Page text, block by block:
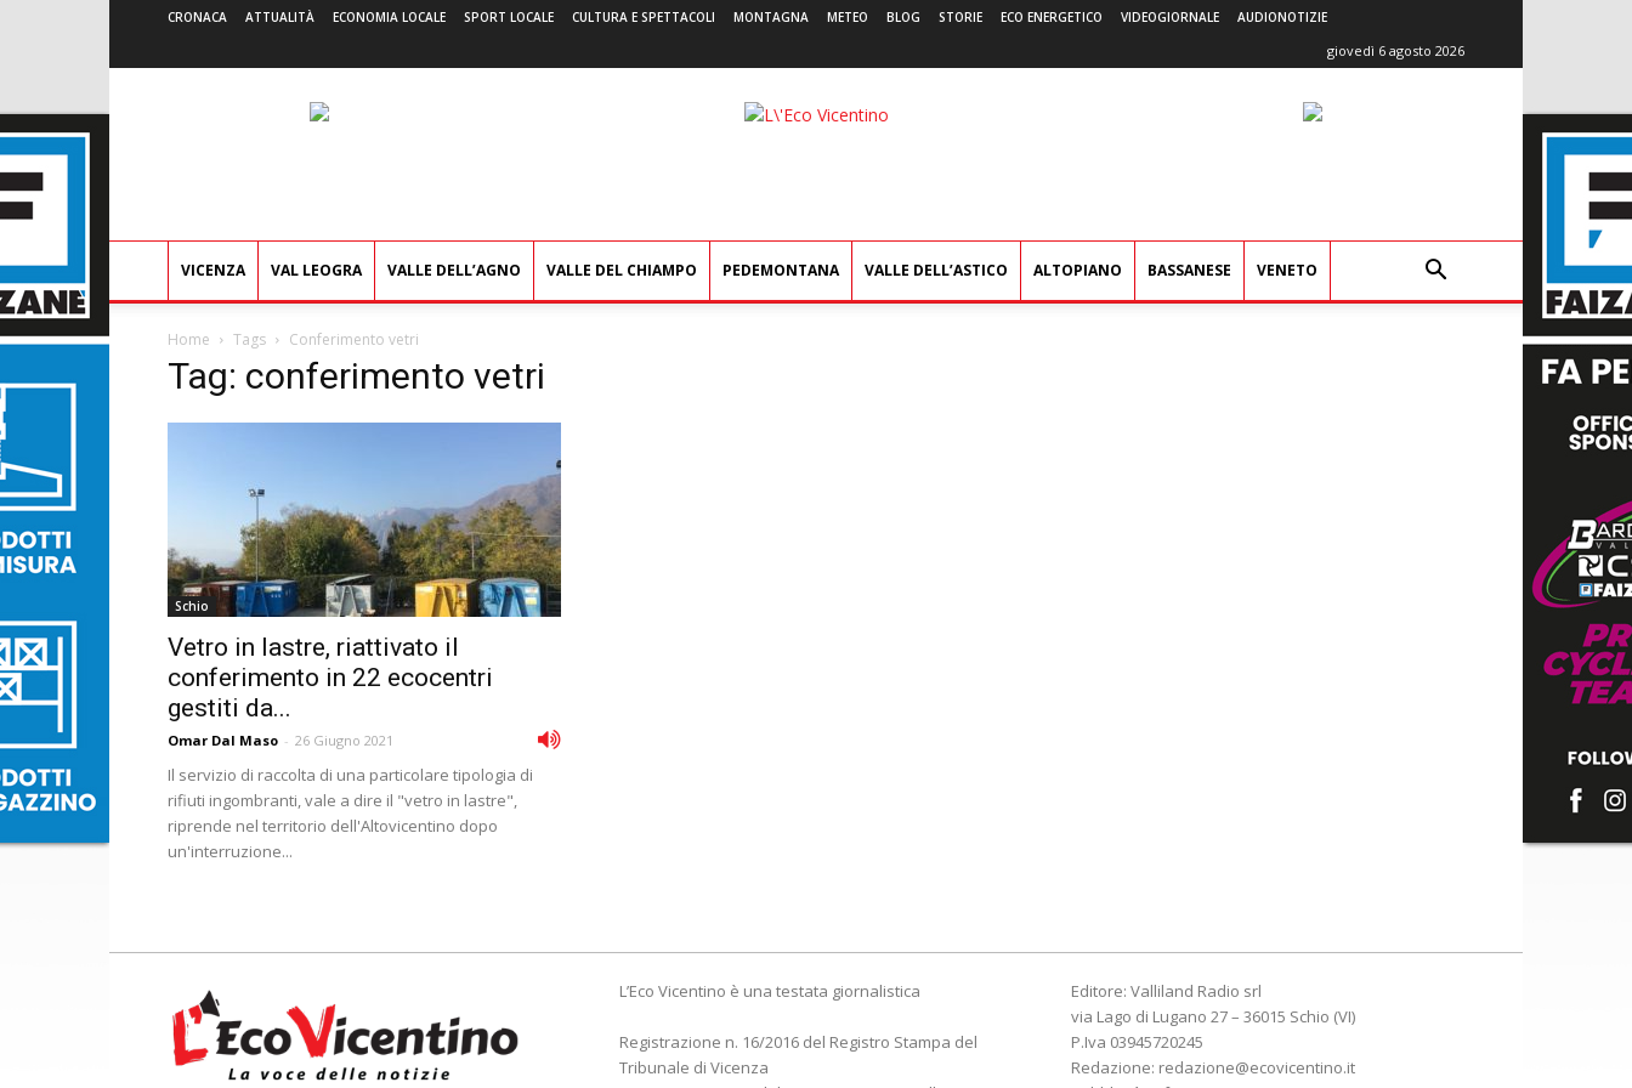
CRONACA ATTUALITÀ ECONOMIA LOCALE SPORT LOCALE CULTURA E SPETTACOLI MONTAGNA METEO BLOG STORIE ECO ENERGETICO VIDEOGIORNALE AUDIONOTIZIE
giovedì 6 agosto 2026
L'Eco
VICENZA VAL LEOGRA VALLE DELL’AGNO VALLE DEL CHIAMPO PEDEMONTANA VALLE DELL’ASTICO ALTOPIANO BASSANESE VENETO
Home Tags Conferimento vetri
Tag: conferimento vetri
Schio
Vetro in lastre, riattivato il
conferimento in 22 ecocentri
gestiti da...
Omar Dal Maso - 26 Giugno 2021
Il servizio di raccolta di una particolare tipologia di
rifiuti ingombranti, vale a dire il "vetro in lastre",
riprende nel territorio dell'Altovicentino dopo
un'interruzione...
L’Eco Vicentino è una testata giornalistica
Registrazione n. 16/2016 del Registro Stampa del
Tribunale di Vicenza
Editore: Valliland Radio srl
via Lago di Lugano 27 – 36015 Schio (VI)
P.Iva 03945720245
Redazione: redazione@ecovicentino.it